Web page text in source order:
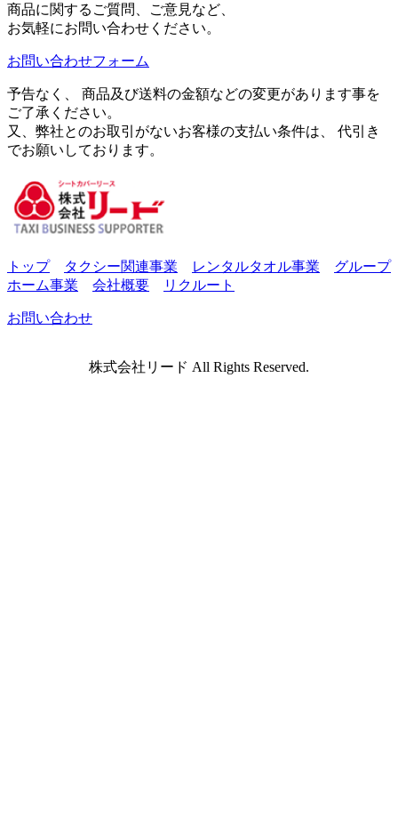
商品に関するご質問、ご意見など、
お気軽にお問い合わせください。
お問い合わせフォーム
予告なく、 商品及び送料の金額などの変更があります事を
ご了承ください。
又、弊社とのお取引がないお客様の支払い条件は、 代引き
でお願いしております。
トップ タクシー関連事業 レンタルタオル事業
グループ
ホーム事業
会社概要 リクルート
お問い合わせ
株式会社リード All Rights Reserved.